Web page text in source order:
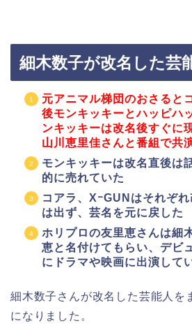
細木数子が改名した芸
元アニマル梯団のおさると
後モンキッキーとハッピハ
ンキッキーは改名後すぐに
山川恵里佳さんと番組で共
モンキッキーは改名直後は
的に売れていた
コアラ、XｰGUNはそれぞ
は出ず、芸名を元に戻した
ホリプロの友里恵さんは細
恵と名付けてもらい、デビ
にドラマや映画に出演して
細木数子さんが改名した芸能人を
になりました。